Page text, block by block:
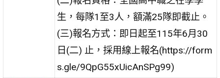
生，每隊1至3人，額滿25隊即截止。
(三)報名方式：即日起至115年6月30
日(二) 止，採用線上報名(https://form
s.gle/9QpG55xUicAnSPg99)